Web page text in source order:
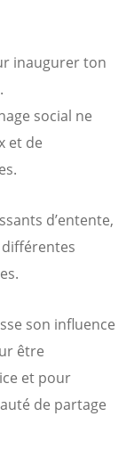
inaugurer ton
social ne
et de
d’entente,
son influence
être
et pour
de partage